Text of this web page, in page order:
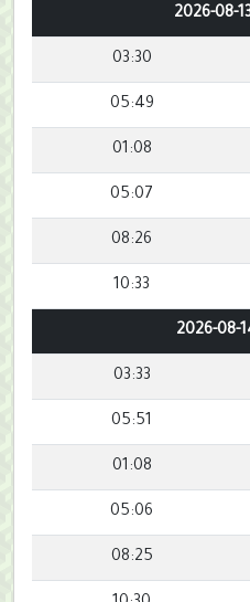
03:30
05:49
01:08
05:07
08:26
10:33
03:33
05:51
01:08
05:06
08:25